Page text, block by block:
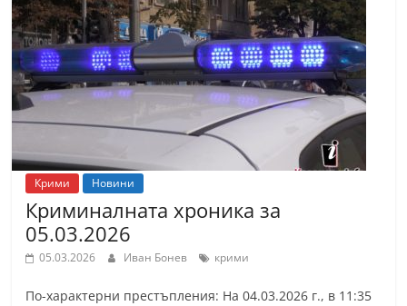
Крими Новини
Криминалната хроника за
05.03.2026
05.03.2026 Иван Бонев крими
По-характерни престъпления: На 04.03.2026 г., в 11:35